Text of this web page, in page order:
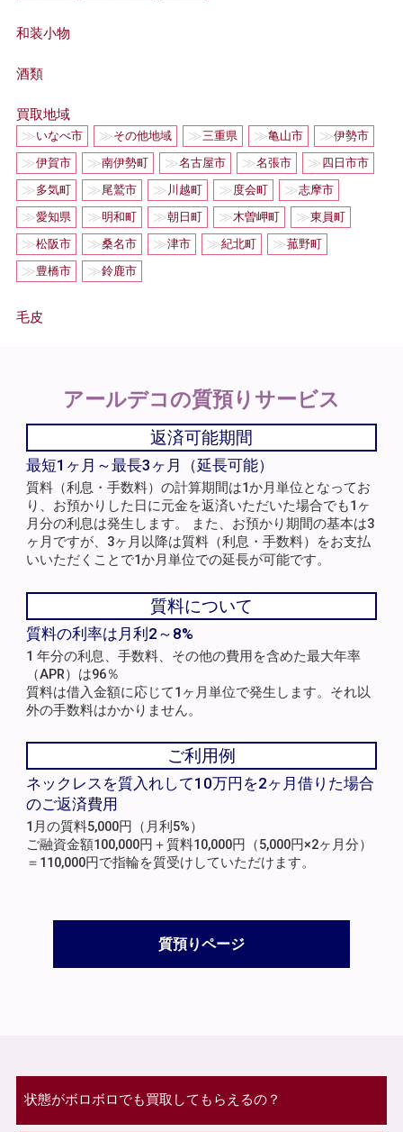
和装小物
酒類
買取地域
≫いなべ市 ≫その他地域 ≫三重県 ≫亀山市 ≫伊勢市
≫伊賀市 ≫南伊勢町 ≫名古屋市 ≫名張市 ≫四日市市
≫多気町 ≫尾鷲市 ≫ 川越町 ≫度会町 ≫志摩市
≫愛知県 ≫明和町 ≫朝日町 ≫木曽岬町 ≫東員町
≫松阪市 ≫桑名市 ≫津市 ≫紀北町 ≫菰野町
≫豊橋市 ≫鈴鹿市
毛皮
アールデコの質預りサービス
返済可能期間
最短1ヶ月～最長3ヶ月（延長可能）
質料（利息・手数料）の計算期間は1か月単位となってお
り、お預かりした日に元金を返済いただいた場合でも1ヶ
月分の利息は発生します。 また、お預かり期間の基本は3
ヶ月ですが、3ヶ月以降は質料（利息・手数料）をお支払
いいただくことで1か月単位での延長が可能です。
質料について
質料の利率は月利2～8%
1 年分の利息、手数料、その他の費用を含めた最大年率
（APR）は96％
質料は借入金額に応じて1ヶ月単位で発生します。それ以
外の手数料はかかりません。
ご利用例
ネックレスを質入れして10万円を2ヶ月借りた場合
のご返済費用
1月の質料5,000円（月利5%）
ご融資金額100,000円＋質料10,000円（5,000円×2ヶ月分）
＝110,000円で指輪を質受けしていただけます。
質預りページ
状態がボロボロでも買取してもらえるの？